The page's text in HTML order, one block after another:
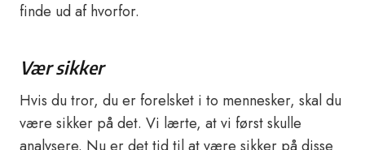
finde ud af hvorfor.
Vær sikker
Hvis du tror, du er forelsket i to mennesker, skal du
være sikker på det. Vi lærte, at vi først skulle